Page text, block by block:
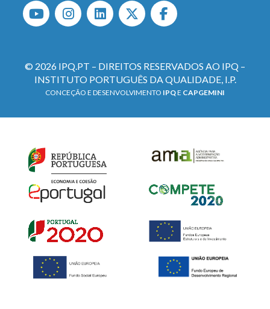
© 2026 IPQ.PT – DIREITOS RESERVADOS AO IPQ –
INSTITUTO PORTUGUÊS DA QUALIDADE, I.P.
CONCEÇÃO E DESENVOLVIMENTO IPQE CAPGEMINI